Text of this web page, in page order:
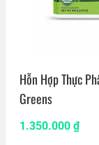
Hỗn Hợp Thực
Greens
1.350.000 ₫